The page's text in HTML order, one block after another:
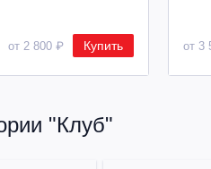
от 2 800 ₽ Купить от 3
"Клуб"